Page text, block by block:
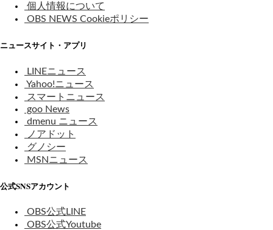
個人情報について
OBS NEWS Cookieポリシー
ニュースサイト・アプリ
LINEニュース
Yahoo!ニュース
スマートニュース
goo News
dmenu ニュース
ノアドット
グノシー
MSNニュース
公式SNSアカウント
OBS公式LINE
OBS公式Youtube